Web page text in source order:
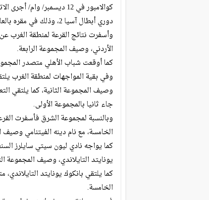
دوري أبطال آسيا 2، وذلك في مقره بالعاصمة الماليزية كوالامبور.
وأسفرت نتائج القرعة لمنطقة الغرب
الأردني، وصيف المجموعة الرابعة.
كما أوقعت شباب الأهلي متصدر
وفي بقية المواجهات لمنطقة الغرب
وصيف المجموعة الثانية، كما يلتقي
جاء ثانيا بالمجموعة الأولى.
وبالنسبة لمجموعة الشرق فأسفرت
الخامسة، مع نام دينه الفيتنامي وصيف
كما يواجه نادي ليون سيتي سايلرز
يونايتد التايلاندي، وصيف المجموعة
كما يلتقي بانكوك يونايتد
الخامسة.